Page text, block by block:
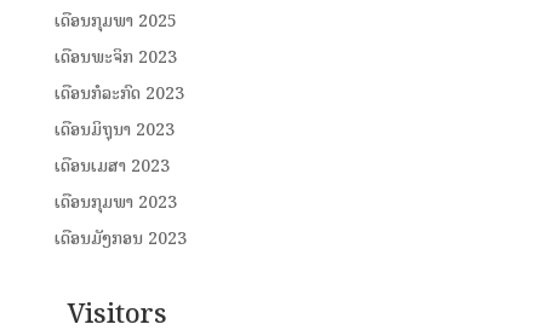
ເດືອນກຸມພາ 2025
ເດືອນພະຈິກ 2023
ເດືອນກໍລະກົດ 2023
ເດືອນມິຖຸນາ 2023
ເດືອນເມສາ 2023
ເດືອນກຸມພາ 2023
ເດືອນມັງກອນ 2023
Visitors